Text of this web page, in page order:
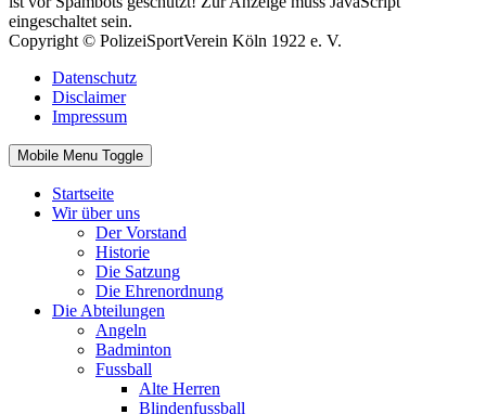
eingeschaltet sein.
Copyright © PolizeiSportVerein Köln 1922 e. V.
Datenschutz
Disclaimer
Impressum
Mobile Menu Toggle
Startseite
Wir über uns
Der Vorstand
Historie
Die Satzung
Die Ehrenordnung
Die Abteilungen
Angeln
Badminton
Fussball
Alte Herren
Blindenfussball